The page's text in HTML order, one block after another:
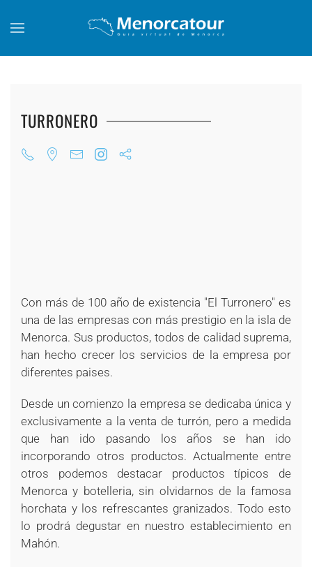
Skip to main content
TURRONERO
Con más de 100 año de existencia "El Turronero" es
una de las empresas con más prestigio en la isla de
Menorca. Sus productos, todos de calidad suprema,
han hecho crecer los servicios de la empresa por
diferentes paises.
Desde un comienzo la empresa se dedicaba única y
exclusivamente a la venta de turrón, pero a medida
que han ido pasando los años se han ido
incorporando otros productos. Actualmente entre
otros podemos destacar productos típicos de
Menorca y botelleria, sin olvidarnos de la famosa
horchata y los refrescantes granizados. Todo esto
lo prodrá degustar en nuestro establecimiento en
Mahón.